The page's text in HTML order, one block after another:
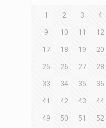
1 2 3 4
9 10 11 12
17 18 19 20
25 26 27 28
33 34 35 36
41 42 43 44
49 50 51 52